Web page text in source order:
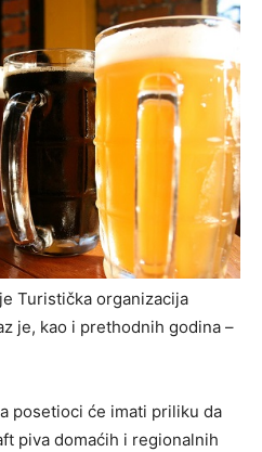
Turistička organizacija
je, kao i prethodnih godina –
posetioci će imati priliku da
piva domaćih i regionalnih